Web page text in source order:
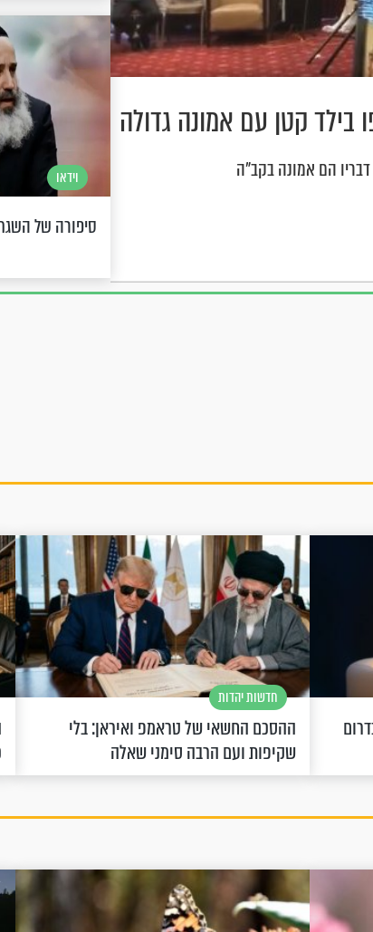
קטן עם אמונה גדולה
הם אמונה בקב"ה וידאו
סיפורה של
חדשות יהדות
ההסכם החשאי של טראמפ ואיראן: בלי
שקיפות ועם הרבה סימני שאלה